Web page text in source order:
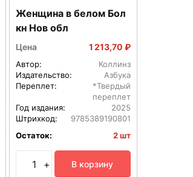
Женщина в белом Бол
кн Нов обл
Цена 1 213,70 ₽
Автор:
Коллинз
Издательство:
Азбука
Переплет:
*Твердый
переплет
Год издания:
2025
Штрихкод:
9785389190801
Остаток:
2 шт
+ В корзину